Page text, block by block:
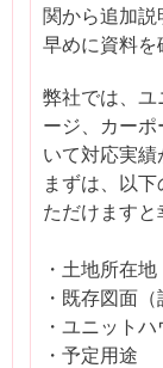
関から追加説
早めに資料を
弊社では、
ージ、カー
いて対応実績
まずは、以
ただけますと
・土地所在地
・既存図面
・ユニット
・予定用途